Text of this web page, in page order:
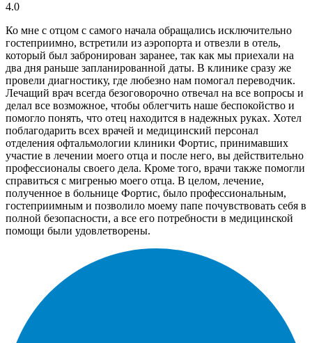
4.0
Ко мне с отцом с самого начала обращались исключительно
гостеприимно, встретили из аэропорта и отвезли в отель,
который был забронирован заранее, так как мы приехали на
два дня раньше запланированной даты. В клинике сразу же
провели диагностику, где любезно нам помогал переводчик.
Лечащий врач всегда безоговорочно отвечал на все вопросы и
делал все возможное, чтобы облегчить наше беспокойство и
помогло понять, что отец находится в надежных руках. Хотел
поблагодарить всех врачей и медицинский персонал
отделения офтальмологии клиники Фортис, принимавших
участие в лечении моего отца и после него, вы действительно
профессионалы своего дела. Кроме того, врачи также помогли
справиться с мигренью моего отца. В целом, лечение,
полученное в больнице Фортис, было профессиональным,
гостеприимным и позволило моему папе почувствовать себя в
полной безопасности, а все его потребности в медицинской
помощи были удовлетворены.